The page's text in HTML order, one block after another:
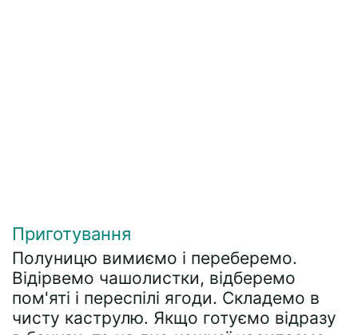
Приготування
Полуницю вимиємо і переберемо.
Відірвемо чашолистки, відберемо
пом'яті і переспілі ягоди. Складемо в
чисту каструлю. Якщо готуємо відразу